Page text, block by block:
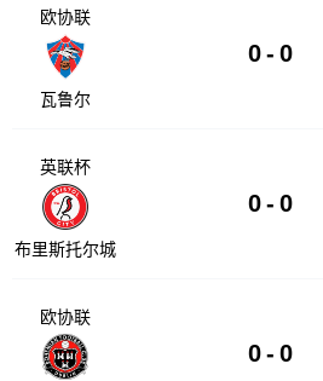
欧协联
瓦鲁尔
0 - 0
英联杯
布里斯托尔城
0 - 0
欧协联
0 - 0